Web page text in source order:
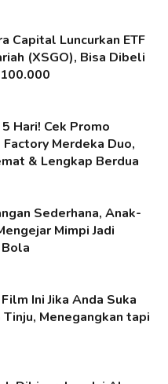
Capital Luncurkan ETF
(XSGO), Bisa Dibeli
Hari! Cek Promo
Factory Merdeka Duo,
& Lengkap Berdua
Sederhana, Anak-
Mimpi Jadi
Ini Jika Anda Suka
Menegangkan tapi